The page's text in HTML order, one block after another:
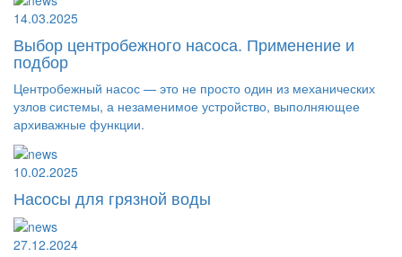
14.03.2025
Выбор центробежного насоса. Применение и
подбор
Центробежный насос — это не просто один из механических
узлов системы, а незаменимое устройство, выполняющее
архиважные функции.
10.02.2025
Насосы для грязной воды
27.12.2024